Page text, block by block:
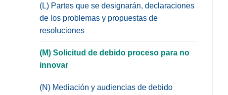
(L) Partes que se designarán, declaraciones
de los problemas y propuestas de
resoluciones
(M) Solicitud de debido proceso para no
innovar
(N) Mediación y audiencias de debido